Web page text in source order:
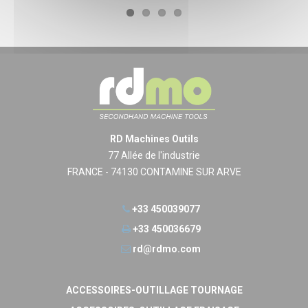
RD Machines Outils
77 Allée de l'industrie
FRANCE - 74130 CONTAMINE SUR ARVE
+33 450039077
+33 450036679
rd@rdmo.com
ACCESSOIRES-OUTILLAGE TOURNAGE